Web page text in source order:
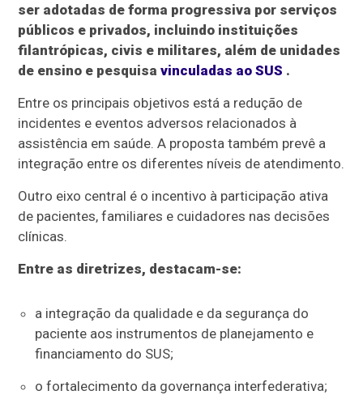
ser adotadas de forma progressiva por serviços
públicos e privados, incluindo instituições
filantrópicas, civis e militares, além de unidades
de ensino e pesquisavinculadas ao SUS .
Entre os principais objetivos está a redução de
incidentes e eventos adversos relacionados à
assistência em saúde. A proposta também prevê a
integração entre os diferentes níveis de atendimento.
Outro eixo central é o incentivo à participação ativa
de pacientes, familiares e cuidadores nas decisões
clínicas.
Entre as diretrizes, destacam-se:
a integração da qualidade e da segurança do
paciente aos instrumentos de planejamento e
financiamento do SUS;
o fortalecimento da governança interfederativa;